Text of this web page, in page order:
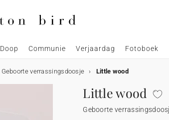
Doop Communie Verjaardag Fotoboek
Geboorte verrassingsdoosje Little wood
Little wood
Geboorte